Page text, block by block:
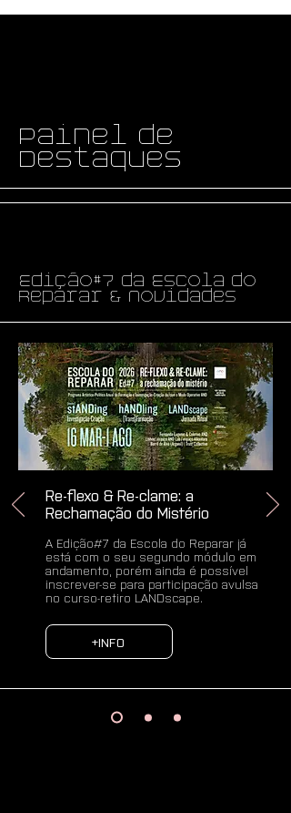
Painel de
Destaques
Edição#7 da Escola do
Reparar & Novidades
Re-flexo & Re-clame: a
Rechamação do Mistério
A Edição#7 da Escola do Reparar já
está com o seu segundo módulo em
andamento, porém ainda é possível
inscrever-se para participação avulsa
no curso-retiro LANDscape.
+INFO